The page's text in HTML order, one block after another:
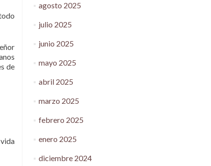
de
agosto 2025
julio 2025
junio 2025
mayo 2025
abril 2025
marzo 2025
febrero 2025
enero 2025
diciembre 2024